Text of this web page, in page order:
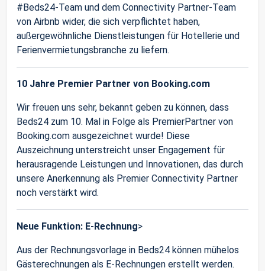
#Beds24-Team und dem Connectivity Partner-Team
von Airbnb wider, die sich verpflichtet haben,
außergewöhnliche Dienstleistungen für Hotellerie und
Ferienvermietungsbranche zu liefern.
10 Jahre Premier Partner von Booking.com
Wir freuen uns sehr, bekannt geben zu können, dass
Beds24 zum 10. Mal in Folge als PremierPartner von
Booking.com ausgezeichnet wurde! Diese
Auszeichnung unterstreicht unser Engagement für
herausragende Leistungen und Innovationen, das durch
unsere Anerkennung als Premier Connectivity Partner
noch verstärkt wird.
Neue Funktion: E-Rechnung>
Aus der Rechnungsvorlage in Beds24 können mühelos
Gästerechnungen als E-Rechnungen erstellt werden.